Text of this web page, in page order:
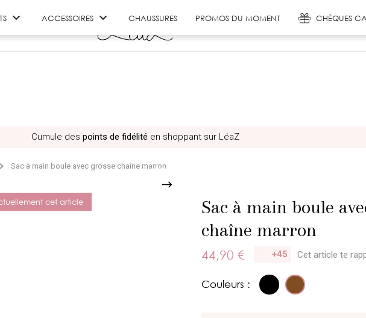
 ACCESSOIRES  CHAUSSURES PROMOS DU MOMENT CHÈQUES
Cumule des points de fidélité en shoppant sur LéaZ
Sac à main boule avec grosse chaîne marron
Sac à main boule
chaîne marron
44,90 € +45 Cet article te
cet article
Couleurs :